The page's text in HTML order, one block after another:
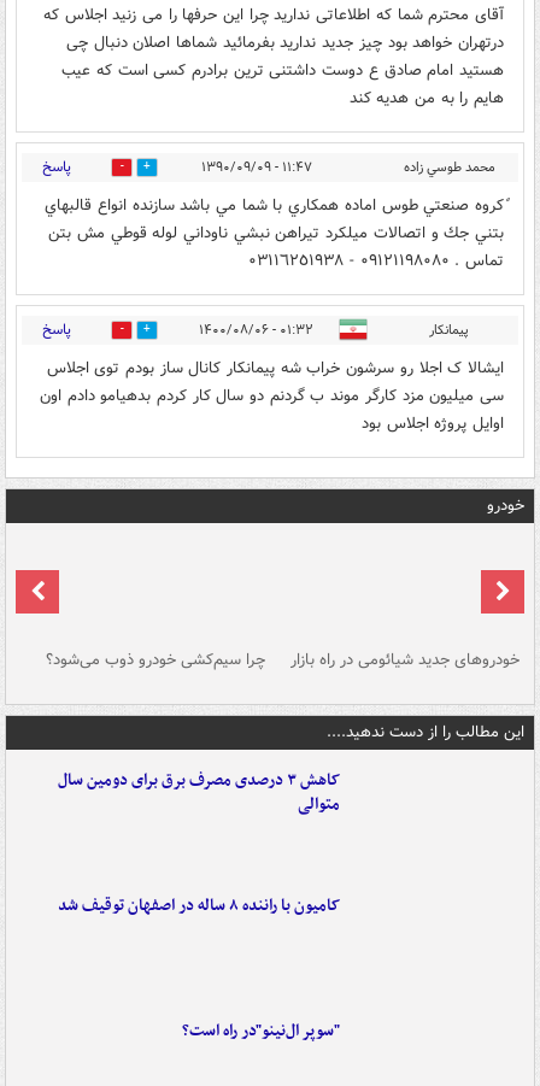
آقای محترم شما که اطلاعاتی ندارید چرا این حرفها را می زنید اجلاس که
درتهران خواهد بود چیز جدید ندارید بفرمائید شماها اصلان دنبال چی
هستید امام صادق ع دوست داشتنی ترین برادرم کسی است که عیب
هایم را به من هدیه کند
محمد طوسي زاده ۱۱:۴۷ - ۱۳۹۰/۰۹/۰۹ 0 پاسخ
ًكروه صنعتي طوس اماده همكاري با شما مي باشد سازنده انواع قالبهاي
بتني جك و اتصالات ميلكرد تيراهن نبشي ناوداني لوله قوطي مش بتن
تماس . ٠٩١٢١١٩٨٠٨٠ - ٠٣١١٦٢٥١٩٣٨
پیمانکار ۰۱:۳۲ - ۱۴۰۰/۰۸/۰۶ 0 پاسخ
ایشالا ک اجلا رو سرشون خراب شه پیمانکار کانال ساز بودم توی اجلاس
سی میلیون مزد کارگر موند ب گردنم دو سال کار کردم بدهیامو دادم اون
اوایل پروژه اجلاس بود
خودرو
خودروهای جدید شیائومی در راه بازار چرا سیم‌کشی خودرو ذوب می‌شود؟
این مطالب را از دست ندهید....
کاهش ۳ درصدی مصرف برق برای دومین سال
متوالی
کامیون با راننده ۸ ساله در اصفهان توقیف شد
"سوپر ال‌نینو"در راه است؟